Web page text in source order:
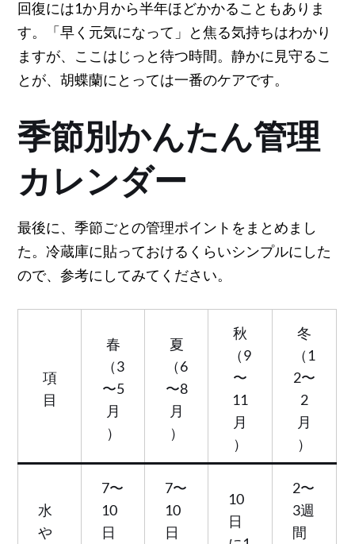
回復には1か月から半年ほどかかることもありま
す。「早く元気になって」と焦る気持ちはわかり
ますが、ここはじっと待つ時間。静かに見守るこ
とが、胡蝶蘭にとっては一番のケアです。
季節別かんたん管理
カレンダー
最後に、季節ごとの管理ポイントをまとめまし
た。冷蔵庫に貼っておけるくらいシンプルにした
ので、参考にしてみてください。
項
目
春
（3
〜5
月
）
夏
（6
〜8
月
）
秋
（9
〜
11
月
）
冬
（1
2〜
2
月
）
水
や
7〜
10
日
7〜
10
日
10
日
2〜
3週
間